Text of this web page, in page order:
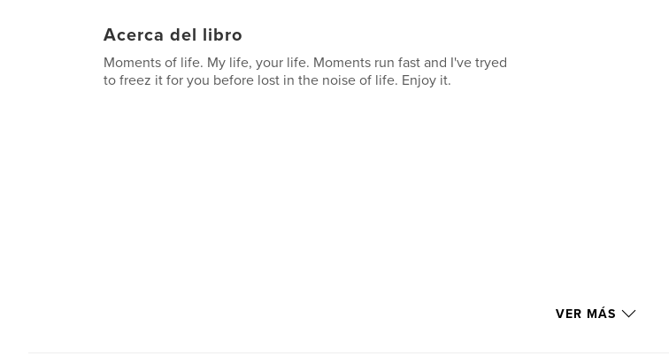
Acerca del libro
Moments of life. My life, your life. Moments run fast and I've tryed
to freez it for you before lost in the noise of life. Enjoy it.
VER MÁS